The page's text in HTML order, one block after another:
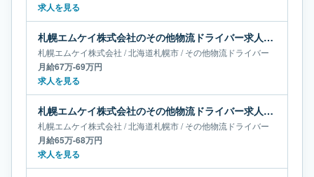
求人を見る
札幌エムケイ株式会社のその他物流ドライバー求人｜北海道札幌市｜月給67万-69万円
札幌エムケイ株式会社 /北海道札幌市/その他物流ドライバー
月給67万-69万円
求人を見る
札幌エムケイ株式会社のその他物流ドライバー求人｜北海道札幌市｜月給65万-68万円
札幌エムケイ株式会社 /北海道札幌市/その他物流ドライバー
月給65万-68万円
求人を見る